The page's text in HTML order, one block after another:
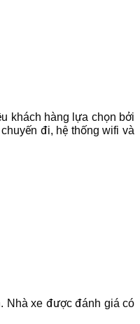
khách hàng lựa chọn bởi
đi, hệ thống wifi và
Nhà xe được đánh giá có